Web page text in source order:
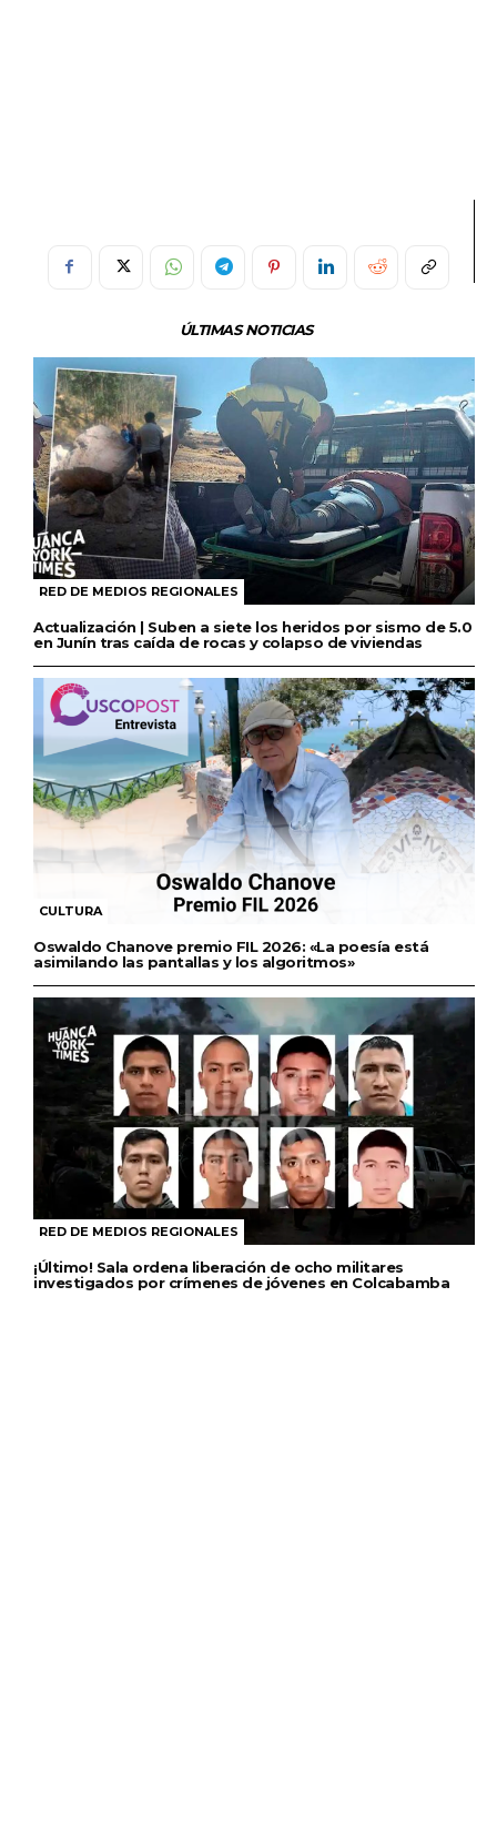
ÚLTIMAS NOTICIAS
RED DE MEDIOS REGIONALES
Actualización | Suben a siete los heridos por sismo de 5.0
en Junín tras caída de rocas y colapso de viviendas
CULTURA
Oswaldo Chanove premio FIL 2026: «La poesía está
asimilando las pantallas y los algoritmos»
RED DE MEDIOS REGIONALES
¡Último! Sala ordena liberación de ocho militares
investigados por crímenes de jóvenes en Colcabamba